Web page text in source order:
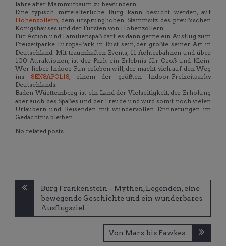
Jahre alter Mammutbaum zu bewundern.
Eine typisch mittelalterliche Burg kann besucht werden, auf
Hohenzollern, dem ursprünglichen Stammsitz des preußischen
Königshauses und der Fürsten von Hohenzollern.
Für Action und Familienspaß darf es dann gerne ein Ausflug zum
Freizeitparke Europa-Park in Rust sein, der größte seiner Art in
Deutschland. Mit traumhaften Events, 11 Achterbahnen und über
100 Attraktionen, ist der Park ein Erlebnis für Groß und Klein.
Wer lieber Indoor-Fun erleben will, der macht sich auf den Weg
ins SENSAPOLIS, einem der größten Indoor-Freizeitparks
Deutschlands.
Baden-Württemberg ist ein Land der Vielseitigkeit, der Erholung
aber auch des Spaßes und der Freude und wird somit noch vielen
Urlaubern und Reisenden mit wundervollen Erinnerungen im
Gedächtnis bleiben.
No related posts.
Beitragsnavigation
Burg Frankenstein – Mythen, Legenden, eine
bewegende Geschichte und ein wunderbares
Ausflugsziel
Von Marx bis Fawkes